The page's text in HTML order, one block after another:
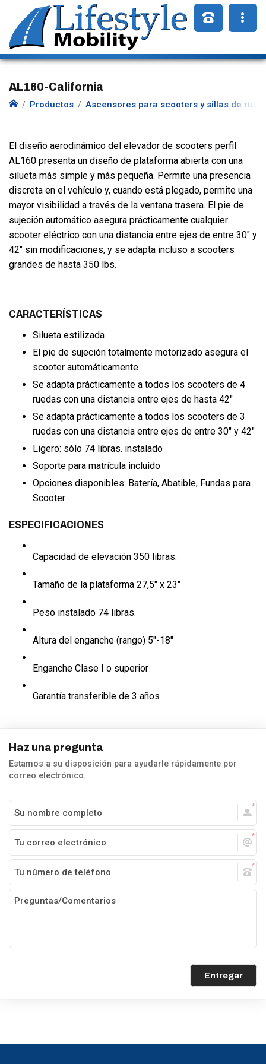
AL160-California
Productos Ascensores para scooters y sillas de
El diseño aerodinámico del elevador de scooters perfil
AL160 presenta un diseño de plataforma abierta con una
silueta más simple y más pequeña. Permite una presencia
discreta en el vehículo y, cuando está plegado, permite una
mayor visibilidad a través de la ventana trasera. El pie de
sujeción automático asegura prácticamente cualquier
scooter eléctrico con una distancia entre ejes de entre 30" y
42" sin modificaciones, y se adapta incluso a scooters
grandes de hasta 350 lbs.
CARACTERÍSTICAS
Silueta estilizada
El pie de sujeción totalmente motorizado asegura el
scooter automáticamente
Se adapta prácticamente a todos los scooters de 4
ruedas con una distancia entre ejes de hasta 42"
Se adapta prácticamente a todos los scooters de 3
ruedas con una distancia entre ejes de entre 30" y 42"
Ligero: sólo 74 libras. instalado
Soporte para matrícula incluido
Opciones disponibles: Batería, Abatible, Fundas para
Scooter
ESPECIFICACIONES
Capacidad de elevación 350 libras.
Tamaño de la plataforma 27,5" x 23"
Peso instalado 74 libras.
Altura del enganche (rango) 5"-18"
Enganche Clase I o superior
Garantía transferible de 3 años
Haz una pregunta
Estamos a su disposición para ayudarle rápidamente por
correo electrónico.
Entregar